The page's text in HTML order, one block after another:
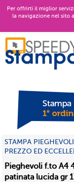
Per offrirti il miglior
la navigazione nel sito
STAMPA
PREZZO ED
Pieghevoli f.to A4
patinata lucida gr